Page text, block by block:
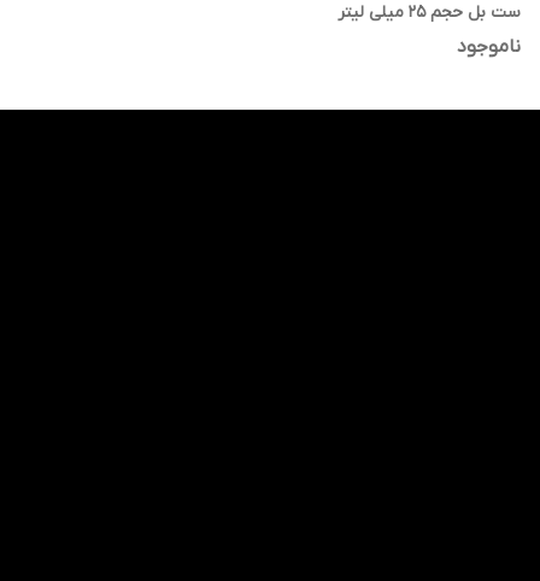
ست بل حجم 25 میلی لیتر
ناموجود